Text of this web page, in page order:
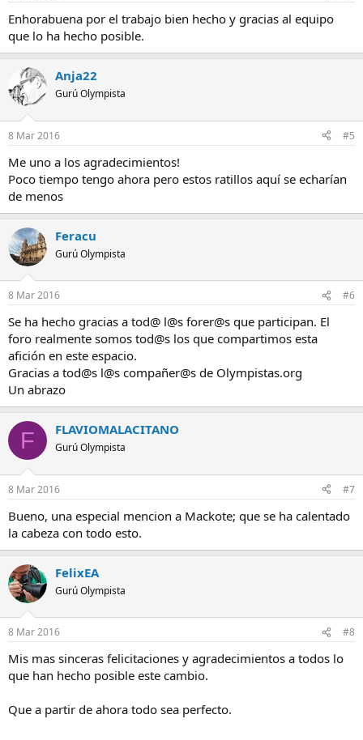
Enhorabuena por el trabajo bien hecho y gracias al equipo
que lo ha hecho posible.
Anja22
Gurú Olympista
8 Mar 2016 #5
Me uno a los agradecimientos!
Poco tiempo tengo ahora pero estos ratillos aquí se echarían
de menos
Feracu
Gurú Olympista
8 Mar 2016 #6
Se ha hecho gracias a tod@ l@s forer@s que participan. El
foro realmente somos tod@s los que compartimos esta
afición en este espacio.
Gracias a tod@s l@s compañer@s de Olympistas.org
Un abrazo
F FLAVIOMALACITANO
Gurú Olympista
8 Mar 2016 #7
Bueno, una especial mencion a Mackote; que se ha calentado
la cabeza con todo esto.
FelixEA
Gurú Olympista
8 Mar 2016 #8
Mis mas sinceras felicitaciones y agradecimientos a todos lo
que han hecho posible este cambio.
Que a partir de ahora todo sea perfecto.